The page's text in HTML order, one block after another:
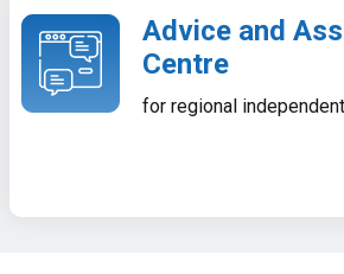
Advice and
Centre
for regional